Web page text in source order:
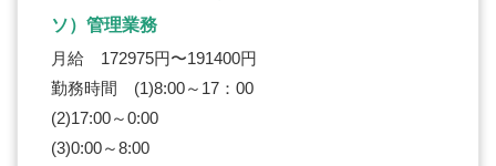
ソ）管理業務
月給 172975円〜191400円
勤務時間 (1)8:00～17：00
(2)17:00～0:00
(3)0:00～8:00